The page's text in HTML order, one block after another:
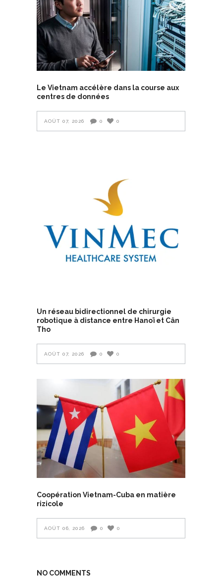
Le Vietnam accélère dans la course aux
centres de données
AOÛT 07, 2026 0 0
Un réseau bidirectionnel de chirurgie
robotique à distance entre Hanoï et Cân
Tho
AOÛT 07, 2026 0 0
Coopération Vietnam-Cuba en matière
rizicole
AOÛT 06, 2026 0 0
NO COMMENTS